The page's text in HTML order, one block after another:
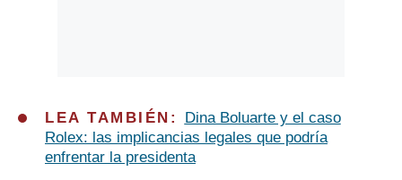
LEA TAMBIÉN:
Dina Boluarte y el caso
Rolex: las implicancias legales que podría
enfrentar la presidenta